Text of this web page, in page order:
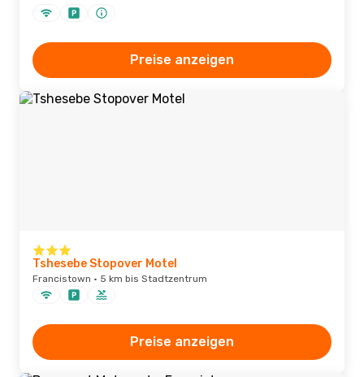
Preise anzeigen
Tshesebe Stopover Motel
Francistown · 5 km bis Stadtzentrum
Preise anzeigen